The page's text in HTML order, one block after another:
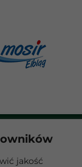
jakość